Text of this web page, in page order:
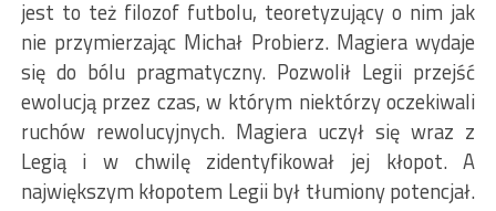
jest to też filozof futbolu, teoretyzujący o nim jak
nie przymierzając Michał Probierz. Magiera wydaje
się do bólu pragmatyczny. Pozwolił Legii przejść
ewolucją przez czas, w którym niektórzy oczekiwali
ruchów rewolucyjnych. Magiera uczył się wraz z
Legią i w chwilę zidentyfikował jej kłopot. A
największym kłopotem Legii był tłumiony potencjał.